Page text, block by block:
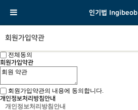
인기법 Ingibeob
회원가입약관
전체동의
회원가입약관
회원가입약관의 내용에 동의합니다.
개인정보처리방침안내
개인정보처리방침안내